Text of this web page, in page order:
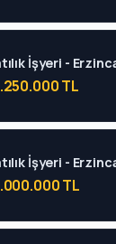
İşyeri -
TL
İşyeri -
TL